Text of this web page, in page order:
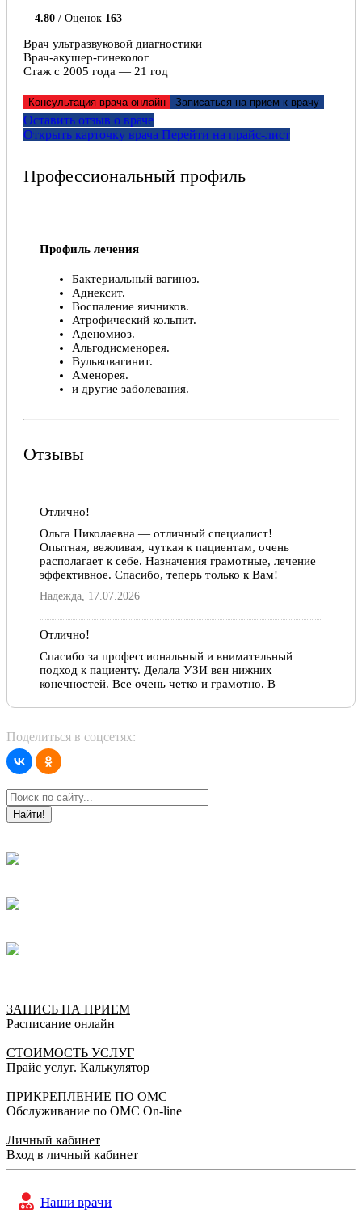
4.80 / Оценок 163
Врач ультразвуковой диагностики
Врач-акушер-гинеколог
Стаж с 2005 года — 21 год
Консультация врача онлайн Записаться на прием к врачу
Оставить отзыв о враче
Открыть карточку врача Перейти на прайс-лист
Профессиональный профиль
Профиль лечения
Бактериальный вагиноз.
Аднексит.
Воспаление яичников.
Атрофический кольпит.
Аденомиоз.
Альгодисменорея.
Вульвовагинит.
Аменорея.
и другие заболевания.
Профессиональная биография
университет.
Акушерство и гинекология, 2006 год.
Ультразвуковая диагностика, 2014 год.
Отзывы
Отлично!
Ольга Николаевна — отличный специалист!
Опытная, вежливая, чуткая к пациентам, очень
располагает к себе. Назначения грамотные, лечение
эффективное. Спасибо, теперь только к Вам!
Надежда, 17.07.2026
Отлично!
Спасибо за профессиональный и внимательный
подход к пациенту. Делала УЗИ вен нижних
конечностей. Все очень четко и грамотно. В
врачу. Еще раз спасибо!
Надия, 02.12.2022
Отлично!
Уже несколько лет наблюдаюсь у Ольги Николаевны,
очень рада, что встретила такого чуткого,
внимательного врача и большого профессионала!
спасибо ресепшн за отличную работу, вежливость,
внимательность, компетентность. Осталась очень
коллективу сохранить всё это в нашем социуме.
Благодарю!!! Процветания Вам!!!
Огромное спасибо врачу УЗИ Ольге Николаевне! За
профессионализм, внимание и хорошее отношение.
Пациент, 27.09.2021
Поделиться в соцсетях:
Найти!
ЗАПИСЬ НА ПРИЕМ
Расписание онлайн
СТОИМОСТЬ УСЛУГ
Прайс услуг. Калькулятор
ПРИКРЕПЛЕНИЕ ПО ОМС
Обслуживание по ОМС On-line
Личный кабинет
Вход в личный кабинет
Наши врачи